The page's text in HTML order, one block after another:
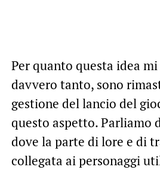
Per quanto questa idea
davvero tanto, sono
gestione del lancio del
questo aspetto. Parliamo
dove la parte di lore e di
collegata ai personaggi